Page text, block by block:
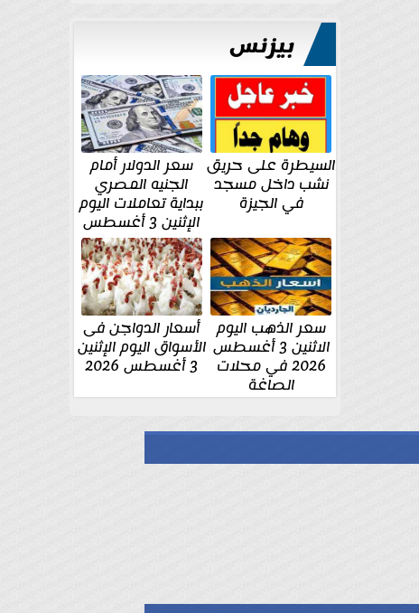
بيزنس
السيطرة على حريق
نشب داخل مسجد
في الجيزة
سعر الدولار أمام
الجنيه المصري
ببداية تعاملات اليوم
الإثنين 3 أغسطس
سعر الذهب اليوم
الاثنين 3 أغسطس
2026 في محلات
الصاغة
أسعار الدواجن فى
الأسواق اليوم الإثنين
3 أغسطس 2026